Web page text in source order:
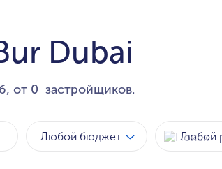
Dubai
от 0 застройщиков.
Любой бюджет